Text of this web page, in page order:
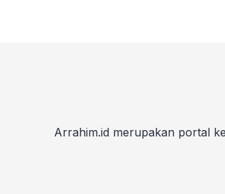
Arrahim.id merupakan portal